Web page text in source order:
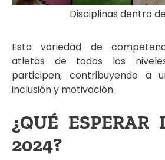
Disciplinas dentro
Esta variedad de
atletas de todos los
participen, contribuyendo a
inclusión y motivación.
¿QUÉ ESPERAR
2024?